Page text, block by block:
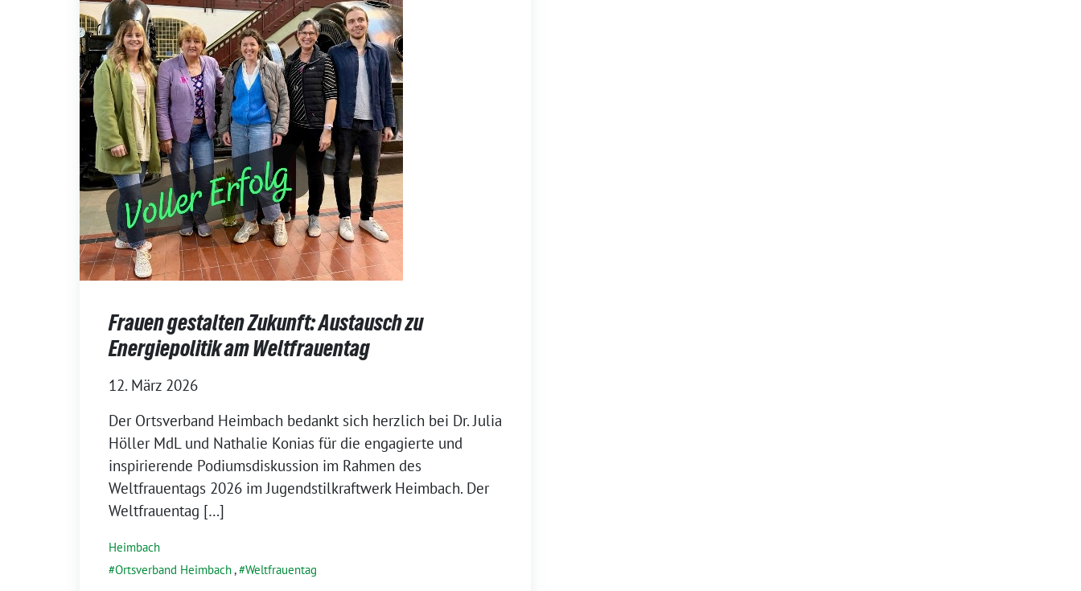
Frauen gestalten Zukunft: Austausch zu
Energiepolitik am Weltfrauentag
12. März 2026
Der Ortsverband Heimbach bedankt sich herzlich bei Dr. Julia
Höller MdL und Nathalie Konias für die engagierte und
inspirierende Podiumsdiskussion im Rahmen des
Weltfrauentags 2026 im Jugendstilkraftwerk Heimbach. Der
Weltfrauentag […]
Heimbach
Ortsverband Heimbach, Weltfrauentag